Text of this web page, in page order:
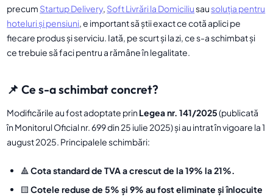
precum Startup Delivery, Soft Livrări la Domiciliusausoluția pentru
hoteluri și pensiuni, e important să știi exact ce cotă aplici pe
fiecare produs și serviciu. Iată, pe scurt și la zi, ce s-a schimbat și
ce trebuie să faci pentru a rămâne în legalitate.
📌 Ce s-a schimbat concret?
Modificările au fost adoptate prinLegea nr. 141/2025(publicată
în Monitorul Oficial nr. 699 din 25 iulie 2025) și au intrat în vigoare la 1
august 2025. Principalele schimbări:
🔺Cota standard de TVA a crescut de la 19% la 21%.
🟨 Cotele reduse de 5% și 9% au fost eliminate și înlocuite